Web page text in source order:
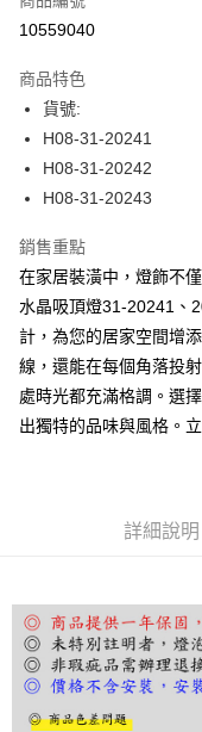
LINE Pay
街口支付
悠遊付
全盈+PAY
AFTEE先享後付
相關說明
AFTEE先享後付是「在收
便利好安心！
１．簡單：不需註冊會員
２．便利：只要手機號碼
３．安心：先確認商品／
３．收到繳費通知簡訊後
後付繳納相關費用。
※ 交易是否成功請以「
是否繳費成功／繳費後需
客戶支援中心」https://
【注意事項】
ATM付款
運送方式
宅配
每筆NT$180，滿
10559040
商品特色
貨號:
H08-31-20241
H08-31-20242
H08-31-20243
銷售重點
在家居裝潢中，燈飾不
水晶吸頂燈31-20241、
計，為您的居家空間增
線，還能在每個角落投
處時光都充滿格調。選
出獨特的品味與風格。
詳細說明